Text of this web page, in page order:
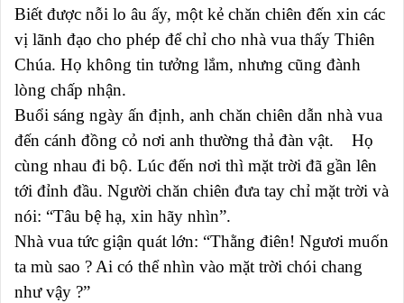
Biết được nỗi lo âu ấy, một kẻ chăn chiên đến xin các
vị lãnh đạo cho phép để chỉ cho nhà vua thấy Thiên
Chúa. Họ không tin tưởng lắm, nhưng cũng đành
lòng chấp nhận.
Buổi sáng ngày ấn định, anh chăn chiên dẫn nhà vua
đến cánh đồng cỏ nơi anh thường thả đàn vật. Họ
cùng nhau đi bộ. Lúc đến nơi thì mặt trời đã gần lên
tới đỉnh đầu. Người chăn chiên đưa tay chỉ mặt trời và
nói: “Tâu bệ hạ, xin hãy nhìn”.
Nhà vua tức giận quát lớn: “Thằng điên! Ngươi muốn
ta mù sao ? Ai có thể nhìn vào mặt trời chói chang
như vậy ?”